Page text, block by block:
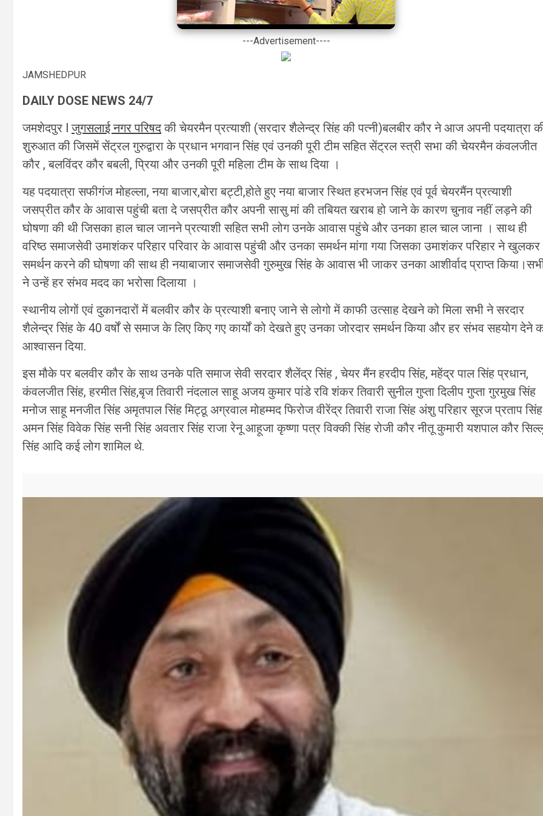
---Advertisement----
JAMSHEDPUR
DAILY DOSE NEWS 24/7
जमशेदपुर lजुगसलाई नगर परिषदकी चेयरमैन प्रत्याशी (सरदार शैलेन्द्र सिंह की पत्नी)बलबीर कौर ने आज अपनी पदयात्रा
शुरुआत की जिसमें सेंट्रल गुरुद्वारा के प्रधान भगवान सिंह एवं उनकी पूरी टीम सहित सेंट्रल स्त्री सभा की चेयरमैन कंवलजीत
कौर , बलविंदर कौर बबली, प्रिया और उनकी पूरी महिला टीम के साथ दिया ।
यह पदयात्रा सफीगंज मोहल्ला, नया बाजार,बोरा बट्टी,होते हुए नया बाजार स्थित हरभजन सिंह एवं पूर्व चेयरमैंन प्रत्याशी
जसप्रीत कौर के आवास पहुंची बता दे जसप्रीत कौर अपनी सासु मां की तबियत खराब हो जाने के कारण चुनाव नहीं लड़ने की
घोषणा की थी जिसका हाल चाल जानने प्रत्याशी सहित सभी लोग उनके आवास पहुंचे और उनका हाल चाल जाना । साथ ही
वरिष्ठ समाजसेवी उमाशंकर परिहार परिवार के आवास पहुंची और उनका समर्थन मांगा गया जिसका उमाशंकर परिहार ने खुलकर
समर्थन करने की घोषणा की साथ ही नयाबाजार समाजसेवी गुरुमुख सिंह के आवास भी जाकर उनका आशीर्वाद प्राप्त
ने उन्हें हर संभव मदद का भरोसा दिलाया ।
स्थानीय लोगों एवं दुकानदारों में बलवीर कौर के प्रत्याशी बनाए जाने से लोगो में काफी उत्साह देखने को मिला सभी ने सरदार
शैलेन्द्र सिंह के 40 वर्षों से समाज के लिए किए गए कार्यों को देखते हुए उनका जोरदार समर्थन किया और हर संभव सहयोग देने
आश्वासन दिया.
इस मौके पर बलवीर कौर के साथ उनके पति समाज सेवी सरदार शैलेंद्र सिंह , चेयर मैंन हरदीप सिंह, महेंद्र पाल सिंह प्रधान,
कंवलजीत सिंह, हरमीत सिंह,बृज तिवारी नंदलाल साहू अजय कुमार पांडे रवि शंकर तिवारी सुनील गुप्ता दिलीप गुप्ता गुरमुख सिंह
मनोज साहू मनजीत सिंह अमृतपाल सिंह मिट्ठू अग्रवाल मोहम्मद फिरोज वीरेंद्र तिवारी राजा सिंह अंशु परिहार सूरज प्रताप सिंह
अमन सिंह विवेक सिंह सनी सिंह अवतार सिंह राजा रेनू आहूजा कृष्णा पत्र विक्की सिंह रोजी कौर नीतू कुमारी यशपाल कौर
सिंह आदि कई लोग शामिल थे.